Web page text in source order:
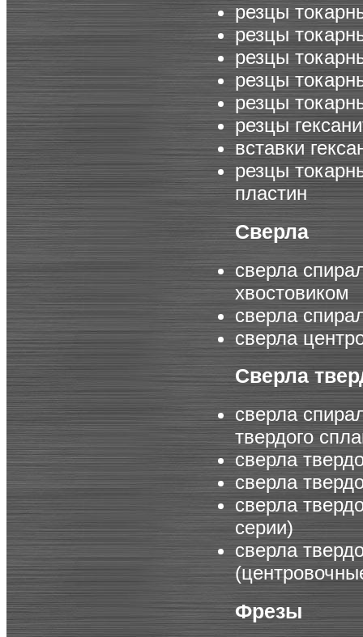
резцы
резцы
резцы
резцы
резцы
резцы
вставки
резцы
пластин
Сверла
сверла
хвостовиком
сверла
сверла
Сверла
сверла
твердого
сверла
сверла
сверла
серии)
сверла
Фрезы